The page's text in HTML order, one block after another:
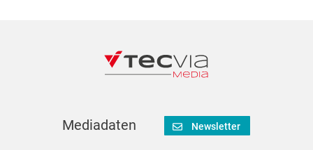
Mediadaten Newsletter